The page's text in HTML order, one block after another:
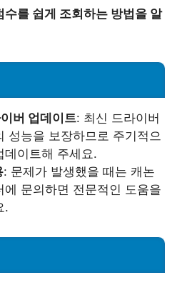
수를 쉽게 조회하는 방법을 알
버 업데이트: 최신 드라이버
성능을 보장하므로 주기적으
데이트해 주세요.
: 문제가 발생했을 때는 캐논
에 문의하면 전문적인 도움을
.